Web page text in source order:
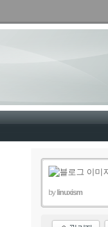
bylinuxism